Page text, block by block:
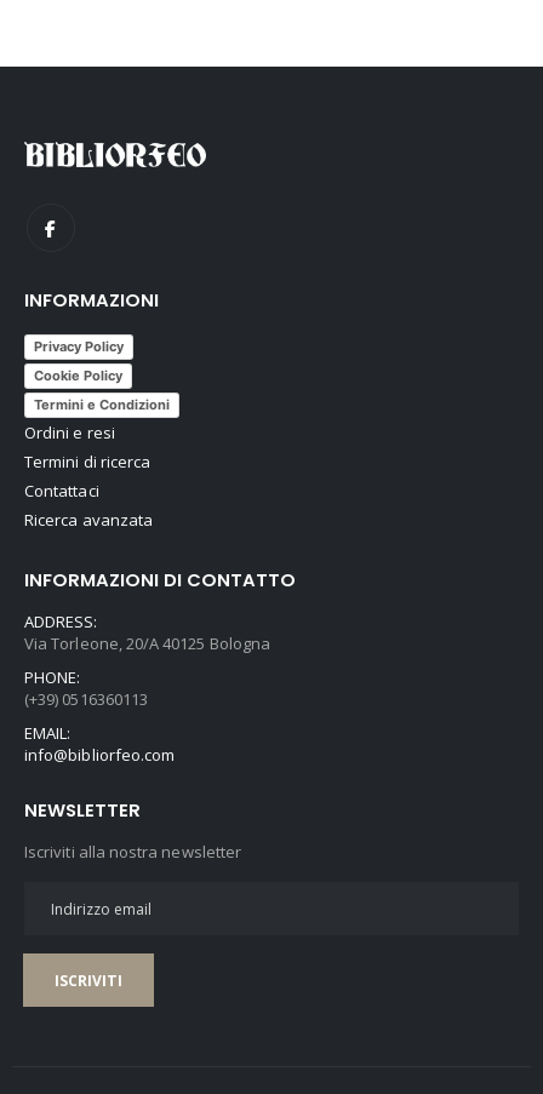
INFORMAZIONI
Privacy Policy
Cookie Policy
Termini e Condizioni
Ordini e resi
Termini di ricerca
Contattaci
Ricerca avanzata
INFORMAZIONI DI CONTATTO
ADDRESS:
Via Torleone, 20/A 40125 Bologna
PHONE:
(+39) 0516360113
EMAIL:
info@bibliorfeo.com
NEWSLETTER
Iscriviti alla nostra newsletter
ISCRIVITI